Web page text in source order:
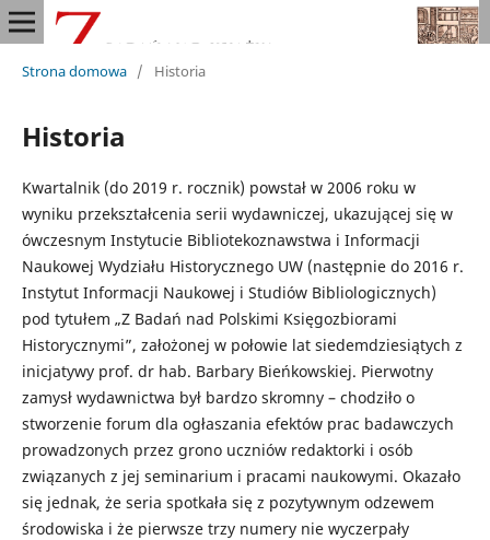
Strona domowa / Historia
Historia
Kwartalnik (do 2019 r. rocznik) powstał w 2006 roku w
wyniku przekształcenia serii wydawniczej, ukazującej się w
ówczesnym Instytucie Bibliotekoznawstwa i Informacji
Naukowej Wydziału Historycznego UW (następnie do 2016 r.
Instytut Informacji Naukowej i Studiów Bibliologicznych)
pod tytułem „Z Badań nad Polskimi Księgozbiorami
Historycznymi”, założonej w połowie lat siedemdziesiątych z
inicjatywy prof. dr hab. Barbary Bieńkowskiej. Pierwotny
zamysł wydawnictwa był bardzo skromny – chodziło o
stworzenie forum dla ogłaszania efektów prac badawczych
prowadzonych przez grono uczniów redaktorki i osób
związanych z jej seminarium i pracami naukowymi. Okazało
się jednak, że seria spotkała się z pozytywnym odzewem
środowiska i że pierwsze trzy numery nie wyczerpały